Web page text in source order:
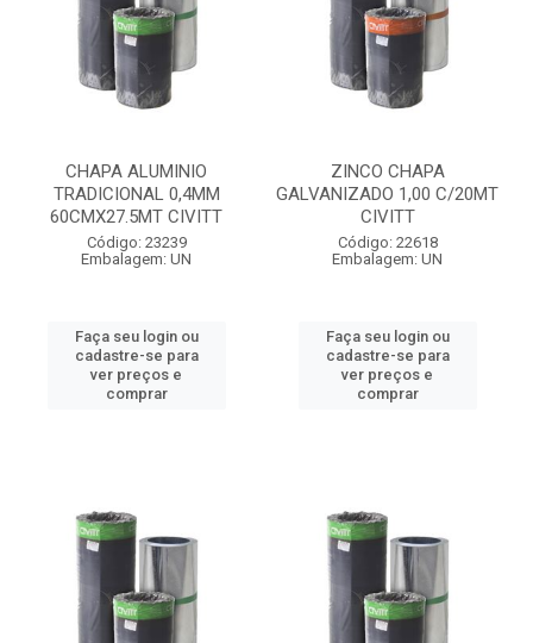
CHAPA ALUMINIO
TRADICIONAL 0,4MM
60CMX27.5MT CIVITT
Código: 23239
Embalagem: UN
Faça seu login ou
cadastre-se para
ver preços e
comprar
ZINCO CHAPA
GALVANIZADO 1,00 C/20MT
CIVITT
Código: 22618
Embalagem: UN
Faça seu login ou
cadastre-se para
ver preços e
comprar